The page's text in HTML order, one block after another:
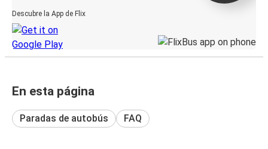
Descubre la App de Flix
En esta página
Paradas de autobús FAQ